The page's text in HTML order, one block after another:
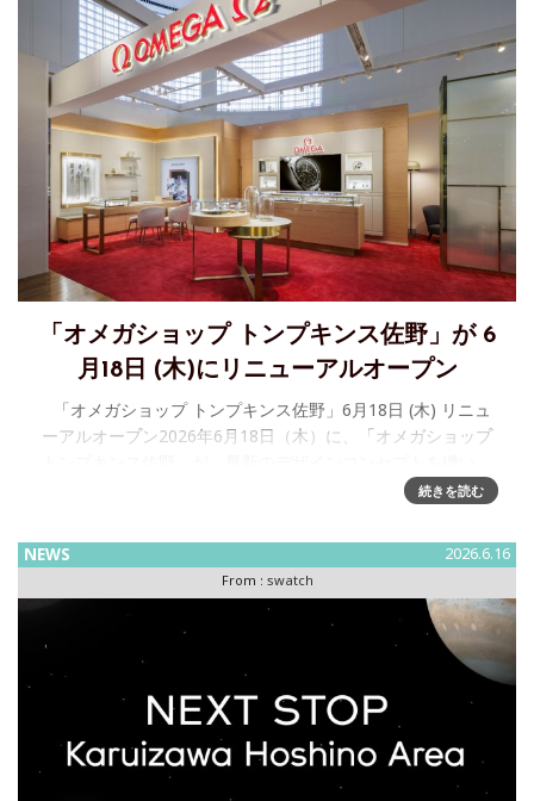
「オメガショップ トンプキンス佐野」が 6
月18日 (木)にリニューアルオープン
「オメガショップ トンプキンス佐野」6月18日 (木) リニュ
ーアルオープン2026年6月18日（木）に、「オメガショップ
リニューアルオープンいたしました。 続きを読む
NEWS 2026.6.16
From : swatch